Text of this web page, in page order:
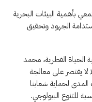
بأهمية البيئات البحرية
الجهود وتحقيق
الحياة الفطرية، محمد
لا يقتصر على معالجة
لحماية شعابنا
للتنوع البيولوجي.